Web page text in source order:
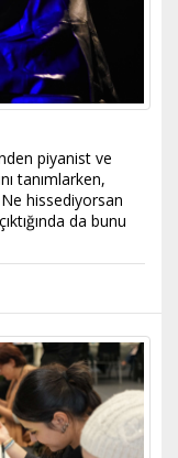
piyanist ve
tanımlarken,
Ne hissediyorsan
da bunu